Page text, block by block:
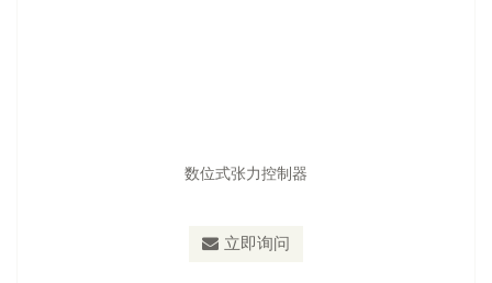
数位式张力控制器
立即询问